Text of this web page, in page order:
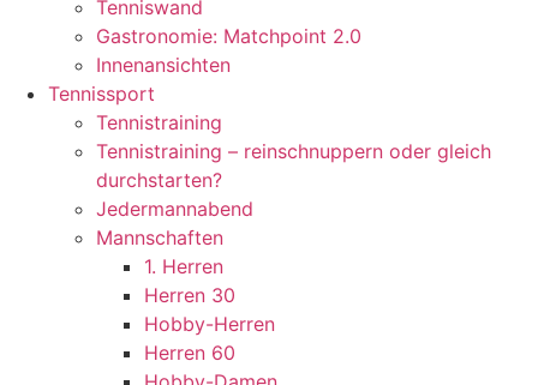
Tenniswand
Gastronomie: Matchpoint 2.0
Innenansichten
Tennissport
Tennistraining
Tennistraining – reinschnuppern oder gleich
durchstarten?
Jedermannabend
Mannschaften
1. Herren
Herren 30
Hobby-Herren
Herren 60